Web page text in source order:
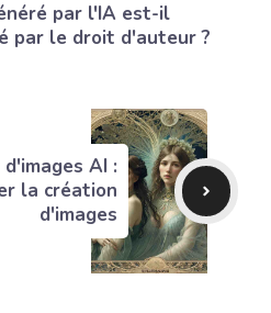
par l'IA est-il
par le droit d'auteur ?
AI :
la création
d'images